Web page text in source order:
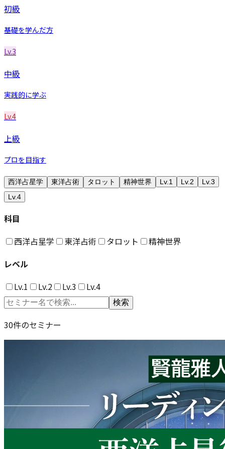
初級
基礎を学んだ方
Lv.3
中級
実践的に学ぶ
Lv.4
上級
プロを目指す
西洋占星学 東洋占術 タロット 精神世界 Lv.1 Lv.2
Lv.3
Lv.4
科目
西洋占星学
東洋占術 タロット
精神世界
レベル
Lv.1
Lv.2 Lv.3 Lv.4
検索
30件のセミナー